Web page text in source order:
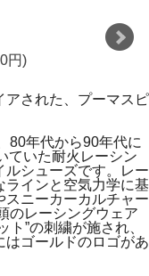
円)
アされた、プーマスピ
80年代から90年代に
ていた耐火レーシン
ルシューズです。レー
ラインと空気力学に基
ニーカーカルチャー
のレーシングウェア
”の刺繍が施され、
はゴールドのロゴがあ